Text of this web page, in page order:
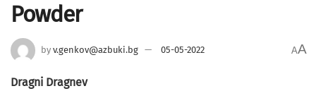
Powder
by v.genkov@azbuki.bg 05-05-2022 AA
Dragni Dragnev